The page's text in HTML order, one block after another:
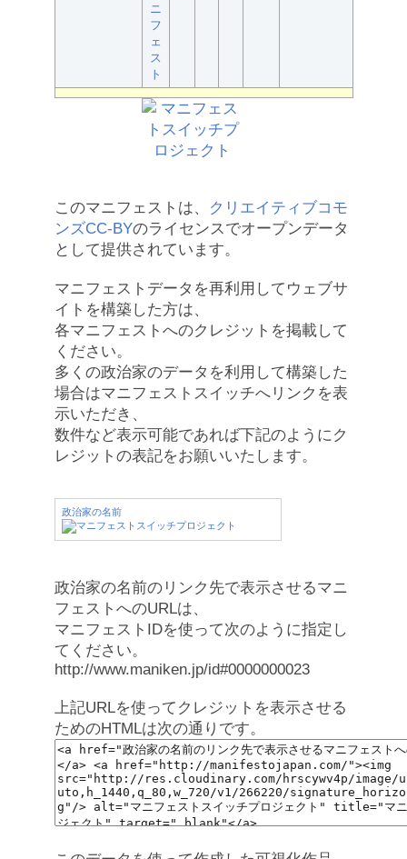
ニ
フ
ェ
ス
ト
このマニフェストは、
クリエイティブコモ
ンズCC-BYのライセンスでオープンデータ
として提供されています。
マニフェストデータを再利用してウェブサ
イトを構築した方は、
各マニフェストへのクレジットを掲載して
ください。
多くの政治家のデータを利用して構築した
場合はマニフェストスイッチへリンクを表
示いただき、
数件など表示可能であれば下記のようにク
レジットの表記をお願いいたします。
政治家の名前
政治家の名前のリンク先で表示させるマニ
フェストへのURLは、
マニフェストIDを使って次のように指定し
てください。
http://www.maniken.jp/id#0000000023
上記URLを使ってクレジットを表示させる
ためのHTMLは次の通りです。